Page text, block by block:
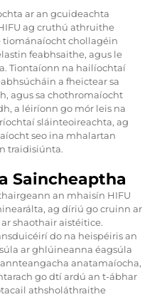
ar an gcuideachta
ag cruthú athruithe
tiománaíocht chollagéin
feabhsaithe, agus le
Tiontaíonn na hailíochtaí
a fheictear sa
agus sa chothromaíocht
a léiríonn go mór leis na
sláinteoireachta, ag
seo ina mhalartan
traidisiúnta.
Saincheaptha
an mhaisín HIFU
ag díriú go cruinn ar
shaothair aistéitice.
do na heispéiris an
ar ghlúineanna éagsúla
anatamaíocha,
go dtí ardú an t-ábhar
athsholáthraithe